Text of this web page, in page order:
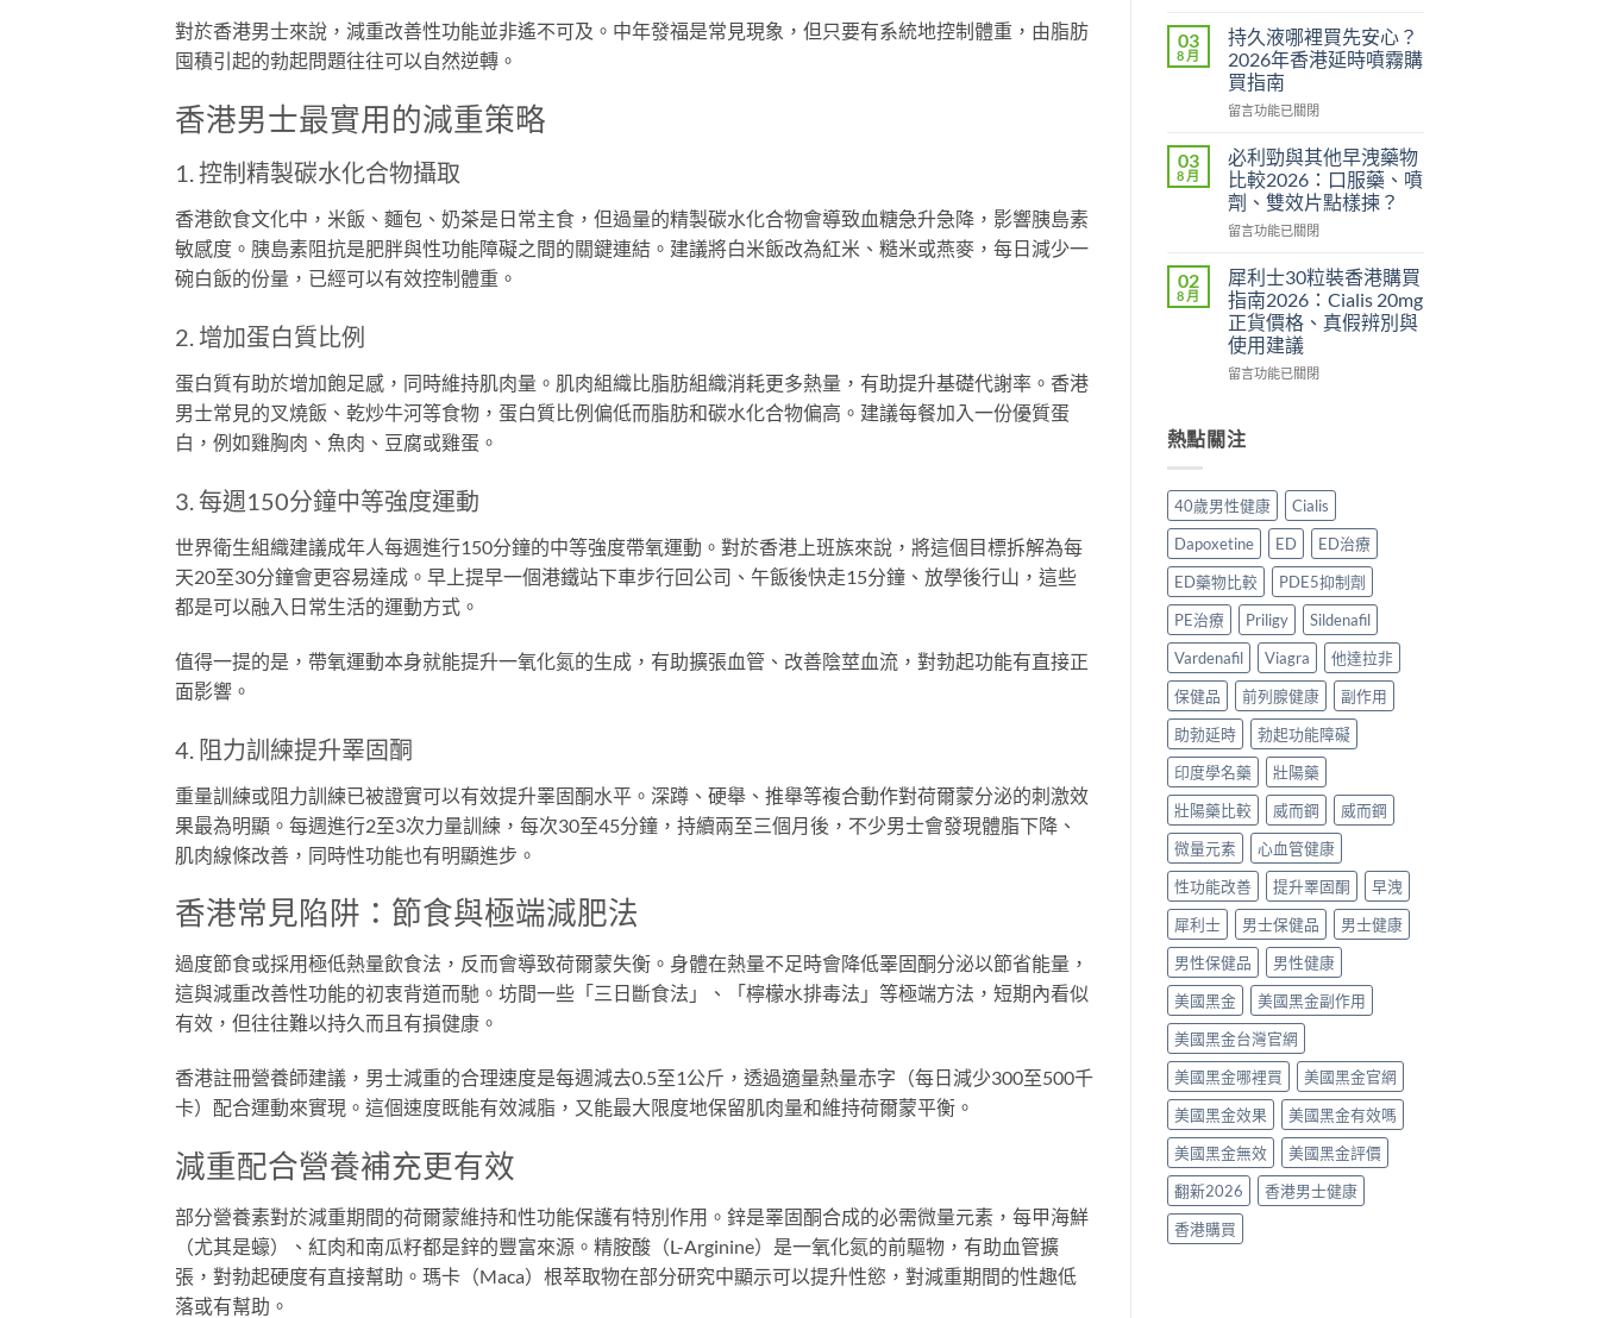
對於香港男士來說，減重改善性功能並非遙不可及。中年發福是常見現象，但只要有系統地控制體重，由脂肪
囤積引起的勃起問題往往可以自然逆轉。
香港男士最實用的減重策略
1. 控制精製碳水化合物攝取
香港飲食文化中，米飯、麵包、奶茶是日常主食，但過量的精製碳水化合物會導致血糖急升急降，影響胰島素
敏感度。胰島素阻抗是肥胖與性功能障礙之間的關鍵連結。建議將白米飯改為紅米、糙米或燕麥，每日減少一
碗白飯的份量，已經可以有效控制體重。
2. 增加蛋白質比例
蛋白質有助於增加飽足感，同時維持肌肉量。肌肉組織比脂肪組織消耗更多熱量，有助提升基礎代謝率。香港
男士常見的叉燒飯、乾炒牛河等食物，蛋白質比例偏低而脂肪和碳水化合物偏高。建議每餐加入一份優質蛋
白，例如雞胸肉、魚肉、豆腐或雞蛋。
3. 每週150分鐘中等強度運動
世界衛生組織建議成年人每週進行150分鐘的中等強度帶氧運動。對於香港上班族來說，將這個目標拆解為每
天20至30分鐘會更容易達成。早上提早一個港鐵站下車步行回公司、午飯後快走15分鐘、放學後行山，這些
都是可以融入日常生活的運動方式。
值得一提的是，帶氧運動本身就能提升一氧化氮的生成，有助擴張血管、改善陰莖血流，對勃起功能有直接正
面影響。
4. 阻力訓練提升睪固酮
重量訓練或阻力訓練已被證實可以有效提升睪固酮水平。深蹲、硬舉、推舉等複合動作對荷爾蒙分泌的刺激效
果最為明顯。每週進行2至3次力量訓練，每次30至45分鐘，持續兩至三個月後，不少男士會發現體脂下降、
肌肉線條改善，同時性功能也有明顯進步。
香港常見陷阱：節食與極端減肥法
過度節食或採用極低熱量飲食法，反而會導致荷爾蒙失衡。身體在熱量不足時會降低睪固酮分泌以節省能量，
這與減重改善性功能的初衷背道而馳。坊間一些「三日斷食法」、「檸檬水排毒法」等極端方法，短期內看似
有效，但往往難以持久而且有損健康。
香港註冊營養師建議，男士減重的合理速度是每週減去0.5至1公斤，透過適量熱量赤字（每日減少300至500千
卡）配合運動來實現。這個速度既能有效減脂，又能最大限度地保留肌肉量和維持荷爾蒙平衡。
減重配合營養補充更有效
部分營養素對於減重期間的荷爾蒙維持和性功能保護有特別作用。鋅是睪固酮合成的必需微量元素，每甲海鮮
（尤其是蠔）、紅肉和南瓜籽都是鋅的豐富來源。精胺酸（L-Arginine）是一氧化氮的前驅物，有助血管擴
張，對勃起硬度有直接幫助。瑪卡（Maca）根萃取物在部分研究中顯示可以提升性慾，對減重期間的性趣低
落或有幫助。
整
分
析
2026：
常
副
作
用、
安
全
用
方
法
與
正
貨
指
香
港
邊
度
買
貨？
2026
年
購
買
道
＋
價
錢
完
整
中
03
8 月
持久液哪裡買先安心？
2026年香港延時噴霧購
買指南
在
久
液
哪
裡
買
安
心？
2026
年
香
港
噴
霧
買
指
南〉
中
留言功能已關閉
03
8 月
必利勁與其他早洩藥物
比較2026：口服藥、噴
劑、雙效片點樣揀？
在
利
勁
與
其
他
早
物
比
2026：
口
服
藥、
噴
劑、
效
片
點
揀？〉
中
留言功能已關閉
02
8 月
犀利士30粒裝香港購買
指南2026：Cialis 20mg
正貨價格、真假辨別與
使用建議
在
士
30
裝
香
港
購
買
指
2026：
Cialis
20mg
貨
價
格、
真
假
辨
別
與
使
用
議〉
中
留言功能已關閉
熱點關注
40歲男性健康
Cialis
Dapoxetine
ED
ED治療
ED藥物比較
PDE5抑制劑
PE治療
Priligy
Sildenafil
Vardenafil
Viagra
他達拉非
保健品
前列腺健康
副作用
助勃延時
勃起功能障礙
印度學名藥
壯陽藥
壯陽藥比較
威而鋼
威而鋼
微量元素
心血管健康
性功能改善
提升睪固酮
早洩
犀利士
男士保健品
男士健康
男性保健品
男性健康
美國黑金
美國黑金副作用
美國黑金台灣官網
美國黑金哪裡買
美國黑金官網
美國黑金效果
美國黑金有效嗎
美國黑金無效
美國黑金評價
翻新2026
香港男士健康
香港購買